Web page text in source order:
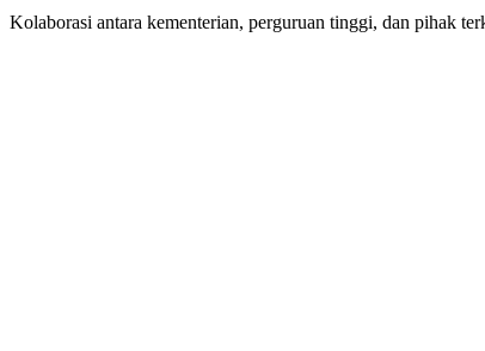
Kolaborasi antara kementerian, perguruan tinggi, dan pihak